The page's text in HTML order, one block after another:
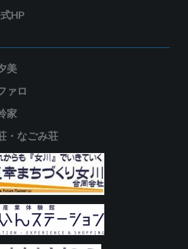
HP
美
ァロ
家
・なごみ荘